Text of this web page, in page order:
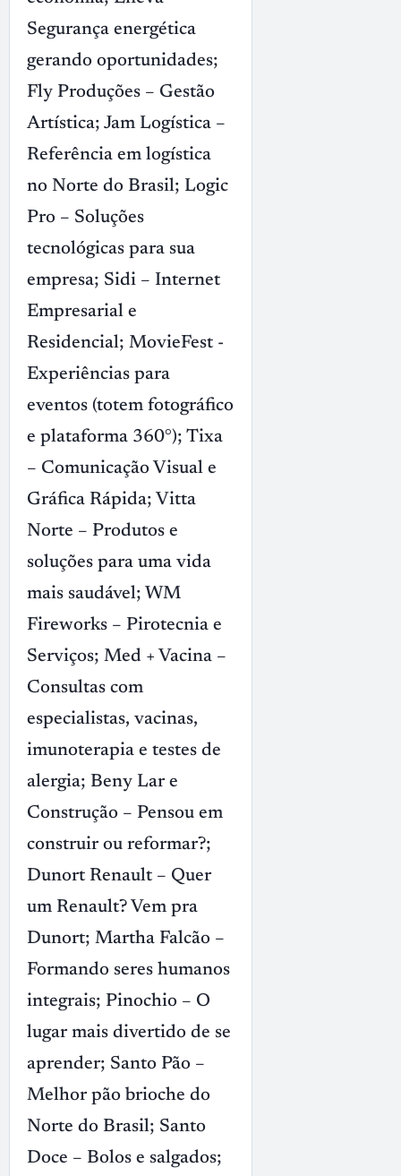
Segurança energética
gerando oportunidades;
Fly Produções – Gestão
Artística; Jam Logística –
Referência em logística
no Norte do Brasil; Logic
Pro – Soluções
tecnológicas para sua
empresa; Sidi – Internet
Empresarial e
Residencial; MovieFest -
Experiências para
eventos (totem fotográfico
e plataforma 360°); Tixa
– Comunicação Visual e
Gráfica Rápida; Vitta
Norte – Produtos e
soluções para uma vida
mais saudável; WM
Fireworks – Pirotecnia e
Serviços; Med + Vacina –
Consultas com
especialistas, vacinas,
imunoterapia e testes de
alergia; Beny Lar e
Construção – Pensou em
construir ou reformar?;
Dunort Renault – Quer
um Renault? Vem pra
Dunort; Martha Falcão –
Formando seres humanos
integrais; Pinochio – O
lugar mais divertido de se
aprender; Santo Pão –
Melhor pão brioche do
Norte do Brasil; Santo
Doce – Bolos e salgados;